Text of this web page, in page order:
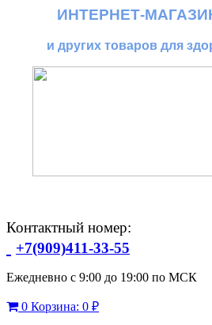
ИНТЕРНЕТ-
и других товаров для
Контактный номер:
+7(909)411-33-55
Ежедневно с 9:00 до 19:00 по МСК
0 Корзина: 0 ₽